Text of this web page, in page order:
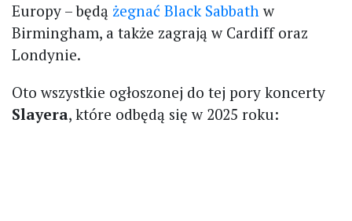
Europy – będą żegnać Black Sabbathw
Birmingham, a także zagrają w Cardiff oraz
Londynie.
Oto wszystkie ogłoszonej do tej pory koncerty
Slayera, które odbędą się w 2025 roku: